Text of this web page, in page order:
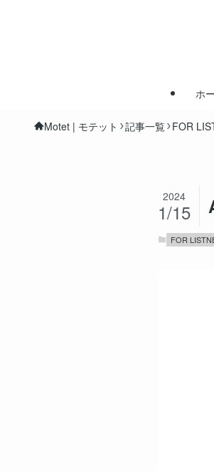
ホ
Motet | モテット 記事一覧 FOR
2024
1/15
FOR